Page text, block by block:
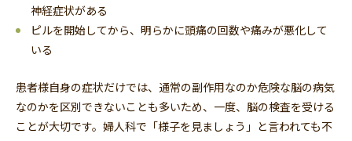
神経症状がある
ピルを開始してから、明らかに頭痛の回数や痛みが悪化して
いる
患者様自身の症状だけでは、通常の副作用なのか危険な脳の病気
なのかを区別できないことも多いため、一度、脳の検査を受ける
ことが大切です。婦人科で「様子を見ましょう」と言われても不